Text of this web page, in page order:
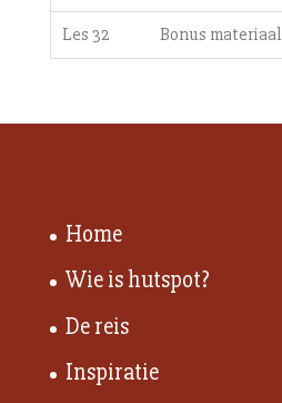
Les 32 Bonus materiaal
Home
Wie is hutspot?
De reis
Inspiratie